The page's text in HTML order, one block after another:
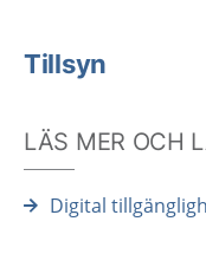
Tillsyn
LÄS MER OCH
Digital